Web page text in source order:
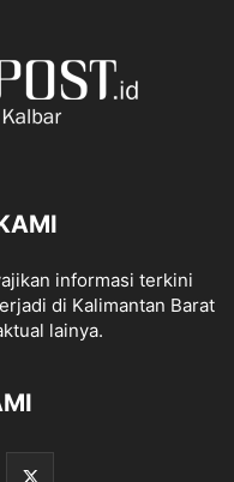
informasi terkini
di Kalimantan Barat
lainya.